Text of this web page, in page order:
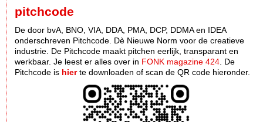
pitchcode
De door bvA, BNO, VIA, DDA, PMA, DCP, DDMA en IDEA
onderschreven Pitchcode. Dè Nieuwe Norm voor de creatieve
industrie. De Pitchcode maakt pitchen eerlijk, transparant en
werkbaar. Je leest er alles over in FONK magazine 424 . De
Pitchcode is hierte downloaden of scan de QR code hieronder.